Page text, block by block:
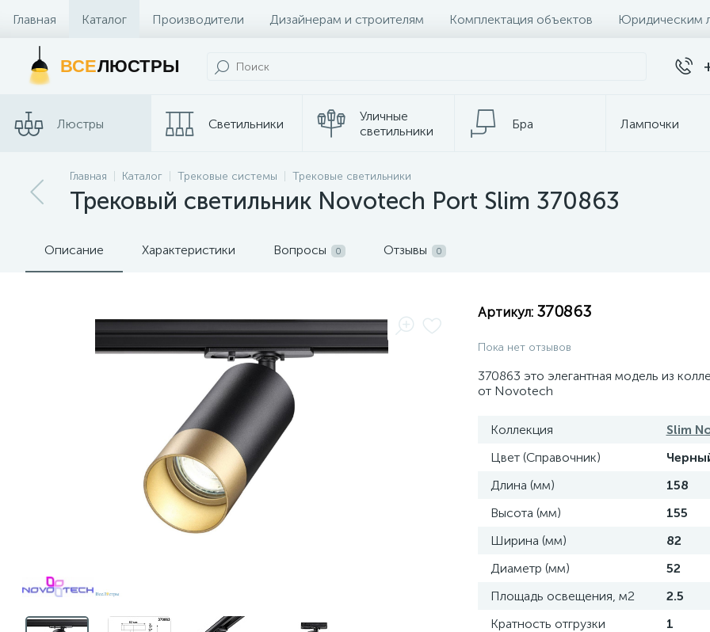
Главная Каталог Производители Дизайнерам и строителям Комплектация объектов Юридическим
Контакты и Магазины
ВСЕЛЮСТРЫ
Люстры Светильники
Уличные
светильники
Бра Лампочки
Споты Трековые системы
Главная Каталог Трековые системы Трековые светильники
Трековый светильник Novotech Port Slim 370863
Описание Характеристики Вопросы 0 Отзывы 0
Артикул: 370863
Пока нет отзывов
370863 это элегантная модель из
от Novotech
Коллекция
Slim
Цвет (Справочник)
Длина (мм)
158
Высота (мм)
155
Ширина (мм)
82
Диаметр (мм)
52
Площадь освещения, м2
2.5
Кратность отгрузки
1